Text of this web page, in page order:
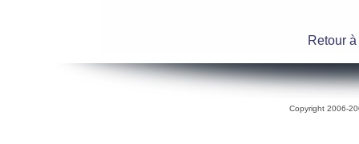
Retour
Copyright 2006-